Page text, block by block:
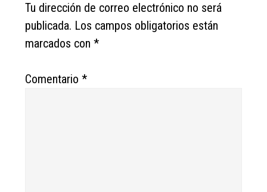
Tu dirección de correo electrónico no será
publicada. Los campos obligatorios están
marcados con*
Comentario*